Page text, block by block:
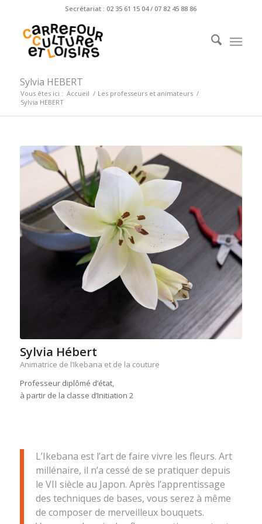
Secrétariat : 02 35 61 15 04 / 07 82 45 88 86
Sylvia HEBERT
Vous êtes ici : Accueil / Les professeurs et animateurs /
Sylvia HEBERT
Sylvia Hébert
Animatrice de l’Ikebana et de la couture
Professeur diplômé d’état,
à partir de la classe d’Initiation 2
L’Ikebana est l’art de faire vivre les fleurs. Art
millénaire, il n’a cessé de se pratiquer depuis
le VII siècle au Japon. Après l’apprentissage
des techniques de bases, vous serez à même
de composer de merveilleux bouquets.